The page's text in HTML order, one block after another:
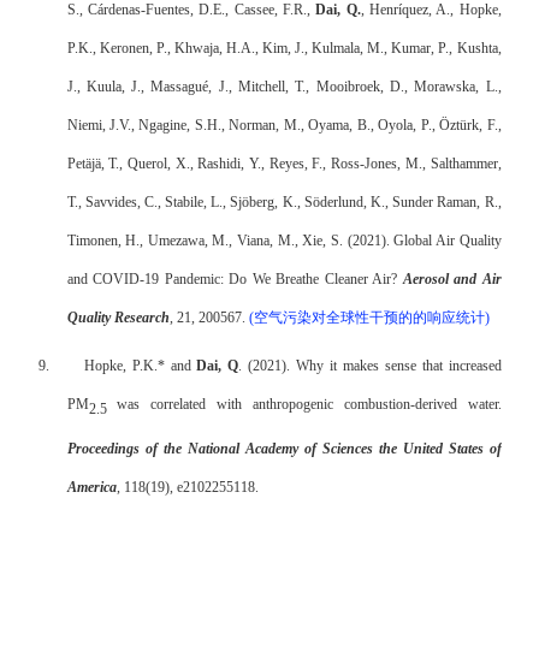
S., Cárdenas-Fuentes, D.E., Cassee, F.R.,Dai, Q., Henríquez, A., Hopke,
P.K., Keronen, P., Khwaja, H.A., Kim, J., Kulmala, M., Kumar, P., Kushta,
J., Kuula, J., Massagué, J., Mitchell, T., Mooibroek, D., Morawska, L.,
Niemi, J.V., Ngagine, S.H., Norman, M., Oyama, B., Oyola, P., Öztürk, F.,
Petäjä, T., Querol, X., Rashidi, Y., Reyes, F., Ross-Jones, M., Salthammer,
T., Savvides, C., Stabile, L., Sjöberg, K., Söderlund, K., Sunder Raman, R.,
Timonen, H., Umezawa, M., Viana, M., Xie, S. (2021). Global Air Quality
and COVID-19 Pandemic: Do We Breathe Cleaner Air?Aerosol and Air
Quality Research, 21, 200567. (空气污染对全球性干预的的响应统计)
9. Hopke, P.K.* andDai, Q. (2021). Why it makes sense that increased
PM2.5was correlated with anthropogenic combustion-derived water.
Proceedings of the National Academy of Sciences the United States of
America, 118(19), e2102255118.